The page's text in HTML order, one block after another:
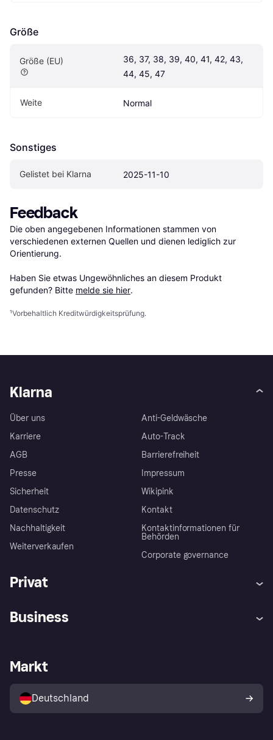
Größe
Größe (EU)
36, 37, 38, 39, 40, 41, 42, 43,
44, 45, 47
Weite Normal
Sonstiges
Gelistet bei Klarna 2025-11-10
Feedback
Die oben angegebenen Informationen stammen von
verschiedenen externen Quellen und dienen lediglich zur
Orientierung.
Haben Sie etwas Ungewöhnliches an diesem Produkt
gefunden? Bitte melde sie hier.
¹Vorbehaltlich Kreditwürdigkeitsprüfung.
Klarna
Über uns
Karriere
AGB
Presse
Sicherheit
Datenschutz
Nachhaltigkeit
Weiterverkaufen
Anti-Geldwäsche
Auto-Track
Barrierefreiheit
Impressum
Wikipink
Kontakt
Kontaktinformationen für
Behörden
Corporate governance
Privat
Klarna App
Shops entdecken
Käuferschutzrichtlinie
Dein Widerrufsrecht
Business
Händlerportal
Markt
Deutschland